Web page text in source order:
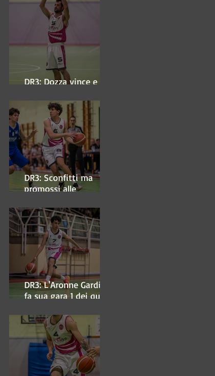
DR3: Dozza vince e
DR3: Sconfitti ma
promossi alle
DR3: L'Aronne Gardini
fa sua gara 1 dei quarti